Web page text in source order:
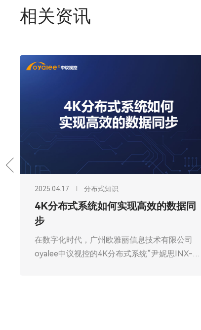
相关资讯
2025.04.17 分布式知识
4K分布式系统如何实现高效的数据同
步
在数字化时代，广州欧雅丽信息技术有限公司
oyalee中议视控的4K分布式系统“尹妮思INX-